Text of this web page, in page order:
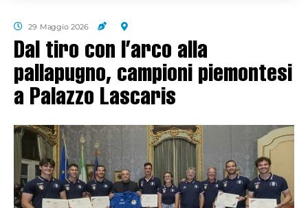
29 Maggio 2026
Dal tiro con l’arco alla
pallapugno, campioni piemontesi
a Palazzo Lascaris